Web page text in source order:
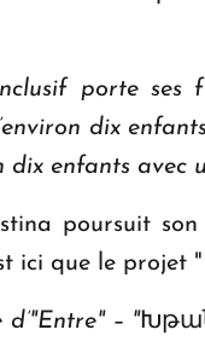
porte
dix
enfants avec
poursuit
ici que le projet
d’"Entre" –